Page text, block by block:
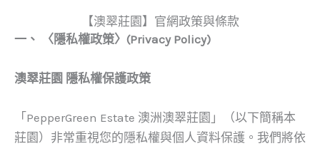
【澳翠莊園】官網政策與條款
一、
〈隱私權政策〉(Privacy Policy)
澳翠莊園 隱私權保護政策
「PepperGreen Estate 澳洲澳翠莊園」（以下簡稱本
莊園）非常重視您的隱私權與個人資料保護。我們將依